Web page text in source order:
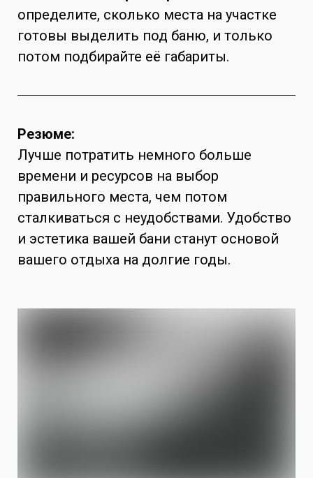
определите, сколько места на участке
готовы выделить под баню, и только
потом подбирайте её габариты.
Резюме:
Лучше потратить немного больше
времени и ресурсов на выбор
правильного места, чем потом
сталкиваться с неудобствами. Удобство
и эстетика вашей бани станут основой
вашего отдыха на долгие годы.